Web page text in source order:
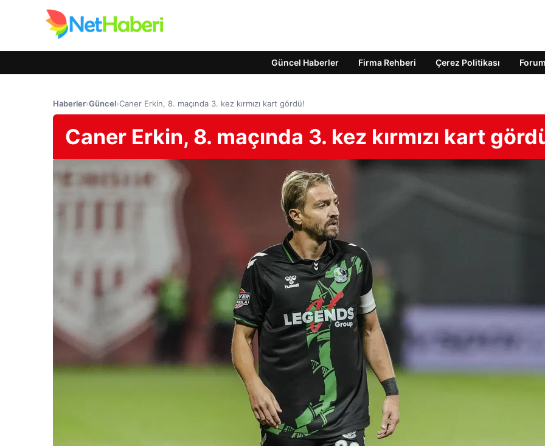
Güncel Haberler Firma Rehberi Çerez Politikası Forum
Haberler›Güncel›Caner Erkin, 8. maçında 3. kez kırmızı kart gördü!
Caner Erkin, 8. maçında 3. kez kırmızı kart